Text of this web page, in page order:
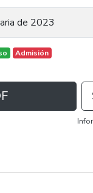
de 2023
Admisión